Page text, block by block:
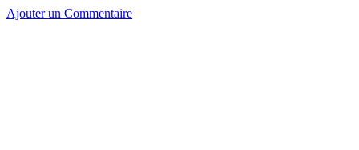
Ajouter un Commentaire